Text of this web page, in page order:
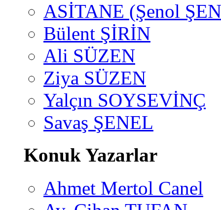
ASİTANE (Şenol
Bülent ŞİRİN
Ali SÜZEN
Ziya SÜZEN
Yalçın SOYSEVİNÇ
Savaş ŞENEL
Konuk Yazarlar
Ahmet Mertol Canel